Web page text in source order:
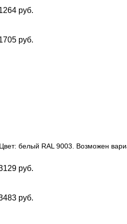
руб.
руб.
белый RAL 9003. Возможен
руб.
руб.